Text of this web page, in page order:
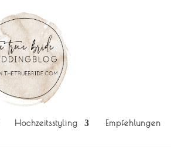
Hochzeitsstyling Empfehlungen